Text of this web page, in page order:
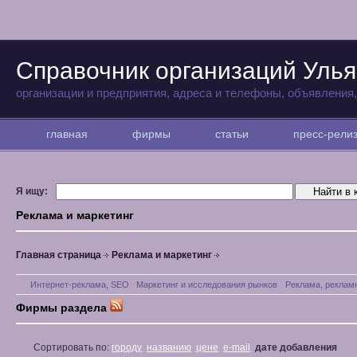
Справочник организаций
организации и предприятия, адреса и телефоны,
главная фирмы статьи пресс-
Я ищу:
Реклама и маркетинг
Главная страница Реклама и маркетинг
Интернет-реклама, SEO Маркетинг и исследования рынков Реклама,
Фирмы раздела
Сортировать по: городу названию цене e-mail дате добавления